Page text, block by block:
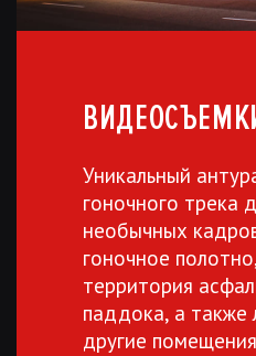
Уникальный
гоночного трека
необычных
гоночное
территория
паддока, а также
другие